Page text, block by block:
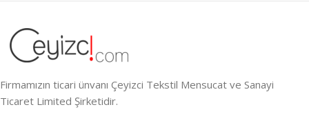
Firmamızın ticari ünvanı Çeyizci Tekstil Mensucat ve Sanayi
Ticaret Limited Şirketidir.